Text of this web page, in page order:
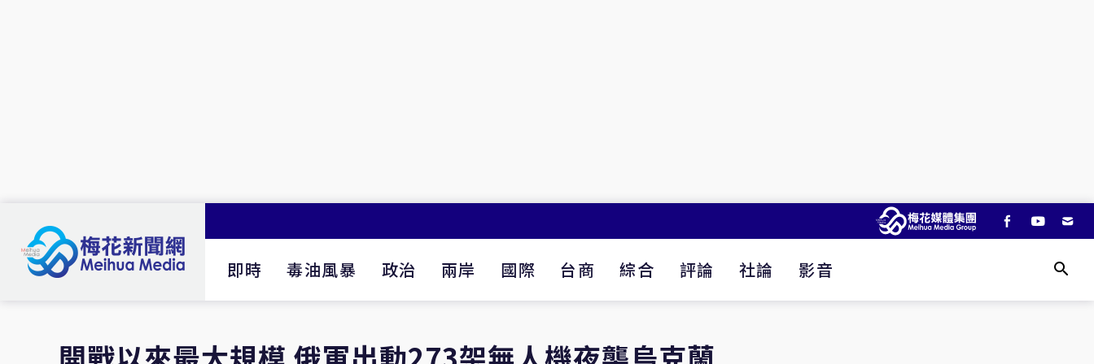
即時 毒油風暴 政治 兩岸 國際 台商 綜合 評論 社論 影音